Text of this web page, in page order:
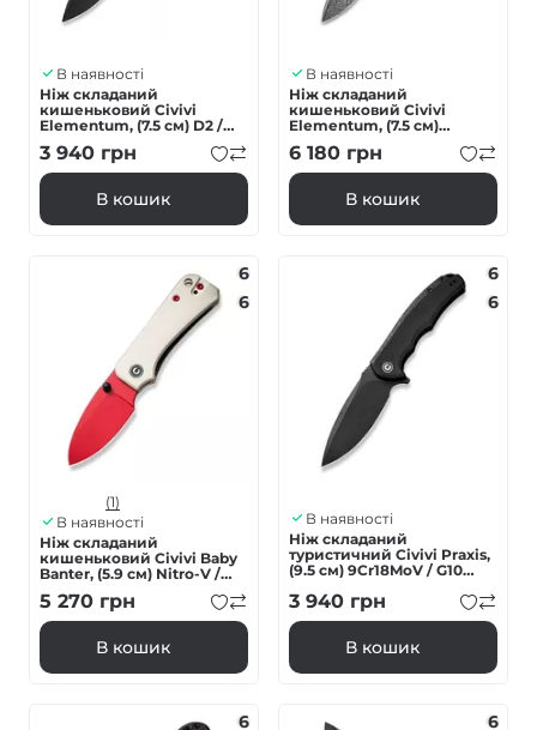
В наявності
Ніж складаний
кишеньковий Civivi
Elementum, (7.5 см) D2 /
Micarta темно-зелений
3 940 грн
В кошик
В наявності
Ніж складаний
кишеньковий Civivi
Elementum, (7.5 см)
Damascus / Carbon Fiber
6 180 грн
В кошик
6
6
(1)
В наявності
Ніж складаний
кишеньковий Civivi Baby
Banter, (5.9 см) Nitro-V /
G10 сірий
5 270 грн
В кошик
6
6
В наявності
Ніж складаний
туристичний Civivi Praxis,
(9.5 см) 9Cr18MoV / G10
3 940 грн
В кошик
6 6